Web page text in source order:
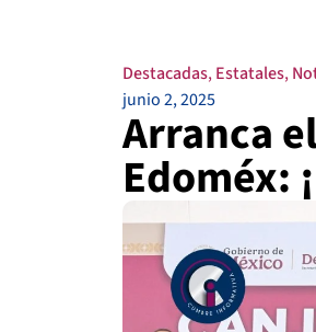
Destacadas,Estatales,
junio 2, 2025
Arranca
Edoméx: